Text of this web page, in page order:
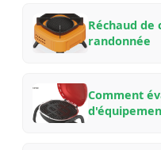
Réchaud
randonnée
Comment